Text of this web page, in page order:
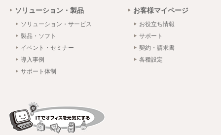
ソリューション・製品
ソリューション・サービス
製品・ソフト
イベント・セミナー
導入事例
サポート体制
お客様マイページ
お役立ち情報
サポート
契約・請求書
各種設定